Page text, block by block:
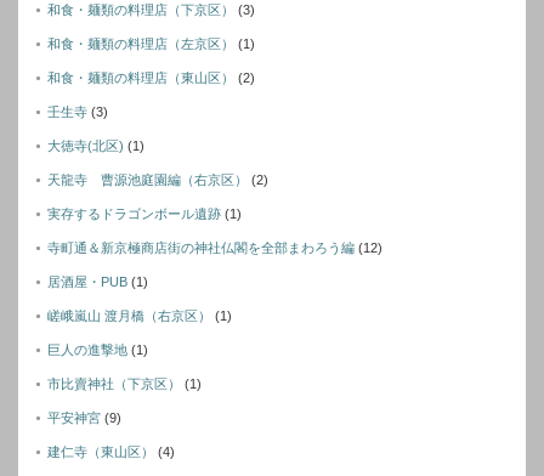
和食・麺類の料理店（下京区） (3)
和食・麺類の料理店（左京区） (1)
和食・麺類の料理店（東山区） (2)
壬生寺 (3)
大徳寺(北区) (1)
天龍寺 曹源池庭園編（右京区） (2)
実存するドラゴンボール遺跡 (1)
寺町通＆新京極商店街の神社仏閣を全部まわろう編 (12)
居酒屋・PUB (1)
嵯峨嵐山 渡月橋（右京区） (1)
巨人の進撃地 (1)
市比賣神社（下京区） (1)
平安神宮 (9)
建仁寺（東山区） (4)